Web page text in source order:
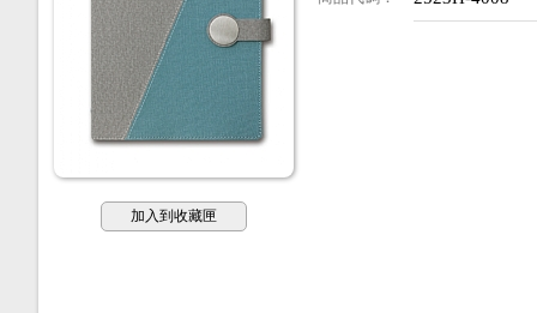
加入到收藏匣